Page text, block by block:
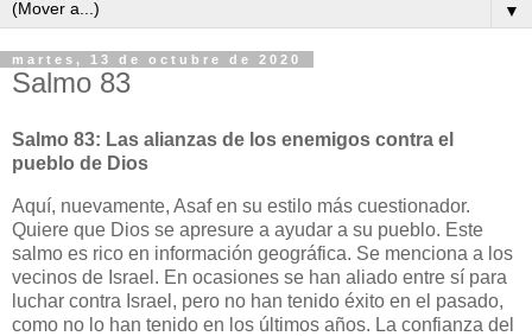
▼
martes, 13 de octubre de 2020
Salmo 83
Salmo 83: Las alianzas de los enemigos contra el
pueblo de Dios
Aquí, nuevamente, Asaf en su estilo más cuestionador.
Quiere que Dios se apresure a ayudar a su pueblo. Este
salmo es rico en información geográfica. Se menciona a los
vecinos de Israel. En ocasiones se han aliado entre sí para
luchar contra Israel, pero no han tenido éxito en el pasado,
como no lo han tenido en los últimos años. La confianza del